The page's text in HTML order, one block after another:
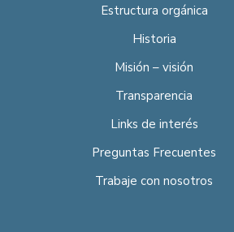
Estructura orgánica
Historia
Misión – visión
Transparencia
Links de interés
Preguntas Frecuentes
Trabaje con nosotros